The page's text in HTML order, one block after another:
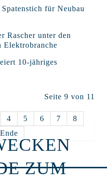
für Neubau
Rascher unter den
Elektrobranche
10-jähriges
Seite 9 von 11
4 5 6 7
8
Ende
ZUM